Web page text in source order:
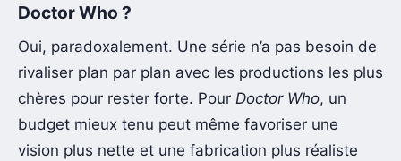
Doctor Who ?
Oui, paradoxalement. Une série n’a pas besoin de
rivaliser plan par plan avec les productions les plus
chères pour rester forte. Pour Doctor Who, un
budget mieux tenu peut même favoriser une
vision plus nette et une fabrication plus réaliste